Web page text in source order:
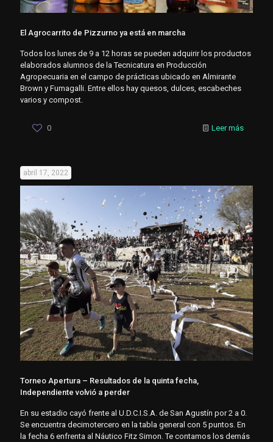
El Agrocarrito de Pizzurno ya está en marcha
Todos los lunes de 9 a 12 horas se pueden adquirir los productos
elaborados alumnos de la Tecnicatura en Producción
Agropecuaria en el campo de prácticas ubicado en Almirante
Brown y Fumagalli. Entre ellos hay quesos, dulces, escabeches
varios y compost.
0 Leer más
abril 17, 2022
Torneo Apertura – Resultados de la quinta fecha,
Independiente volvió a perder
En su estadio cayó frente al U.D.C.I.S.A. de San Agustín por 2 a 0.
Se encuentra decimotercero en la tabla general con 5 puntos. En
la fecha 6 enfrenta al Náutico Fitz Simon. Te contamos los demás